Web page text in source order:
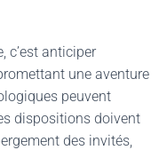
c’est anticiper
une aventure
peuvent
dispositions doivent
des invités,